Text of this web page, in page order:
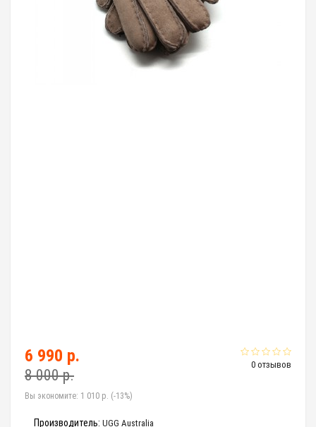
0 отзывов
6 990 р.
8 000 р.
Вы экономите: 1 010 р. (-13%)
Производитель: UGG Australia